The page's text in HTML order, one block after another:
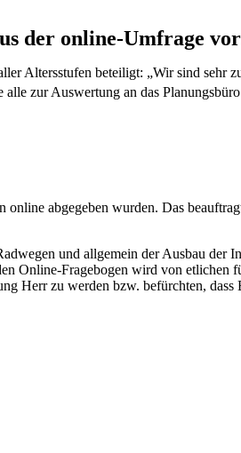
der online-Umfrage
Altersstufen beteiligt: „Wir sind sehr
alle zur Auswertung an das
abgegeben wurden. Das
und allgemein der Ausbau der
Online-Fragebogen wird von etlichen
Herr zu werden bzw. befürchten,